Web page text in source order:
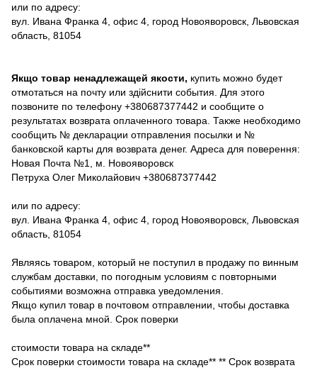
или по адресу:
вул. Ивана Франка 4, офис 4, город Новояворовск, Львовская
область, 81054
Якщо товар ненадлежащей якости, купить можно будет
отмотаться на почту или здійснити события. Для этого
позвоните по телефону +380687377442 и сообщите о
результатах возврата оплаченного товара. Также необходимо
сообщить № декларации отправления посылки и №
банковской карты для возврата денег. Адреса для поверення:
Новая Почта №1, м. Новояворовск
Петруха Олег Миколайович +380687377442
или по адресу:
вул. Ивана Франка 4, офис 4, город Новояворовск, Львовская
область, 81054
Являясь товаром, который не поступил в продажу по винным
службам доставки, по погодным условиям с повторными
событиями возможна отправка уведомления.
Якщо купил товар в почтовом отправлении, чтобы доставка
была оплачена мной. Срок поверки
стоимости товара на складе**
Срок поверки стоимости товара на складе** ** Срок возврата